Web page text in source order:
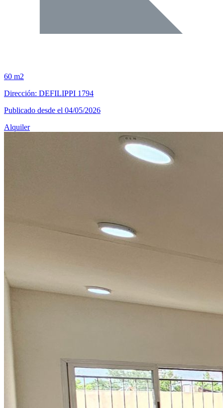
60 m2
Dirección: DEFILIPPI 1794
Publicado desde el 04/05/2026
Alquiler